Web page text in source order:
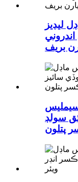
ڳڻپ ماڊل ليڊيز
بريف
اسٽڪس سيمليس
سولڊ
پتلون